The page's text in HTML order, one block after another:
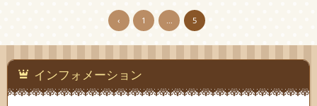
‹ 1 … 5
インフォメーション